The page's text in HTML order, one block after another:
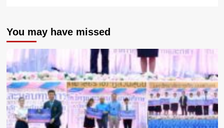
เปิด
บ้าน
ต้อน
คณะ
สวป.
ม.รามคำแหง
ร่วม
แลก
เปลี่ยน
เรียน
You may have missed